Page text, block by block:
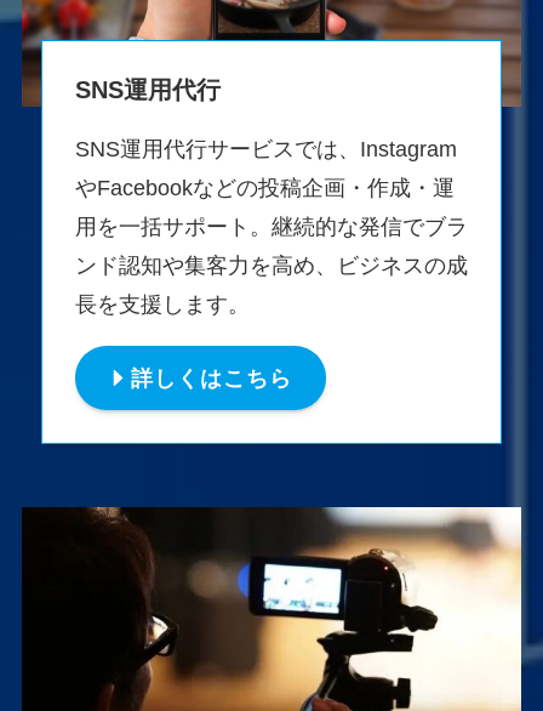
SNS運用代行
SNS運用代行サービスでは、Instagram
やFacebookなどの投稿企画・作成・運
用を一括サポート。継続的な発信でブラ
ンド認知や集客力を高め、ビジネスの成
長を支援します。
詳しくはこちら